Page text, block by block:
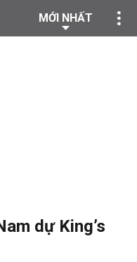
MỚI NHẤT
dự King’s